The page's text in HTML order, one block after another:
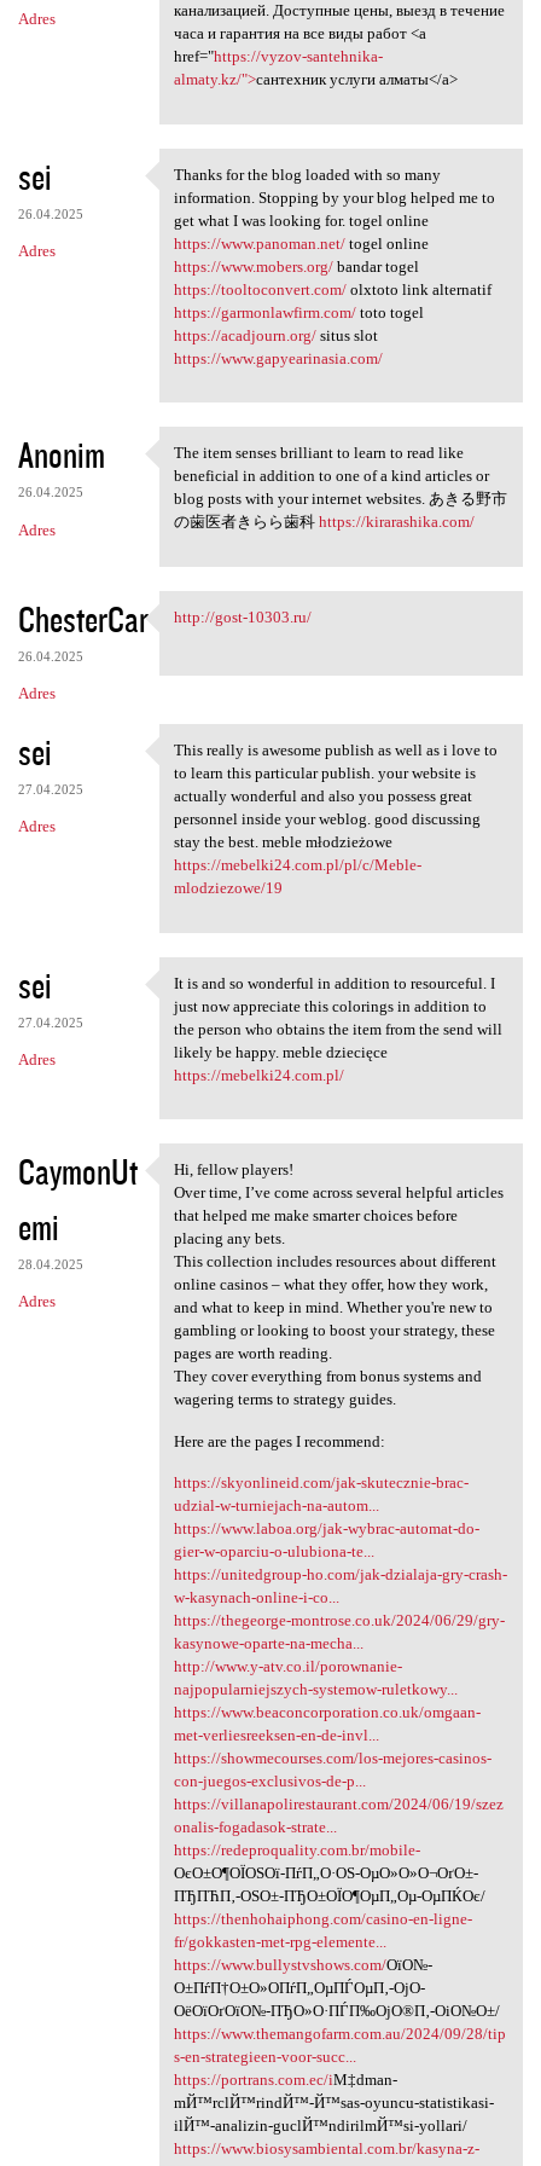
Adres
канализацией. Доступные цены, выезд в течение
часа и гарантия на все виды работ <a
href="https://vyzov-santehnika-
almaty.kz/">сантехник услуги алматы</a>
sei
26.04.2025
Adres
Thanks for the blog loaded
Thanks for the blog loaded with so many
information. Stopping by your blog helped me to
get what I was looking for. togel online
https://www.panoman.net/togel online
https://www.mobers.org/bandar togel
https://tooltoconvert.com/olxtoto link alternatif
https://garmonlawfirm.com/toto togel
https://acadjourn.org/situs slot
https://www.gapyearinasia.com/
Anonim
26.04.2025
Adres
The item senses brilliant to
The item senses brilliant to learn to read like
beneficial in addition to one of a kind articles or
blog posts with your internet websites. あきる野市
の歯医者きらら歯科 https://kirarashika.com/
ChesterCar
26.04.2025
Adres
http://gost-10303.ru/
http://gost-10303.ru/
sei
27.04.2025
Adres
This really is awesome
This really is awesome publish as well as i love to
to learn this particular publish. your website is
actually wonderful and also you possess great
personnel inside your weblog. good discussing
stay the best. meble młodzieżowe
https://mebelki24.com.pl/pl/c/Meble-
mlodziezowe/19
sei
27.04.2025
Adres
It is and so wonderful in
It is and so wonderful in addition to resourceful. I
just now appreciate this colorings in addition to
the person who obtains the item from the send will
likely be happy. meble dziecięce
https://mebelki24.com.pl/
CaymonUt
emi
28.04.2025
Adres
Hi, fellow players!
Hi, fellow players!
Over time, I’ve come across several helpful articles
that helped me make smarter choices before
placing any bets.
This collection includes resources about different
online casinos – what they offer, how they work,
and what to keep in mind. Whether you're new to
gambling or looking to boost your strategy, these
pages are worth reading.
They cover everything from bonus systems and
wagering terms to strategy guides.
Here are the pages I recommend:
https://skyonlineid.com/jak-skutecznie-brac-
udzial-w-turniejach-na-autom...
https://www.laboa.org/jak-wybrac-automat-do-
gier-w-oparciu-o-ulubiona-te...
https://unitedgroup-ho.com/jak-dzialaja-gry-crash-
w-kasynach-online-i-co...
https://thegeorge-montrose.co.uk/2024/06/29/gry-
kasynowe-oparte-na-mecha...
http://www.y-atv.co.il/porownanie-
najpopularniejszych-systemow-ruletkowy...
https://www.beaconcorporation.co.uk/omgaan-
met-verliesreeksen-en-de-invl...
https://showmecourses.com/los-mejores-casinos-
con-juegos-exclusivos-de-p...
https://villanapolirestaurant.com/2024/06/19/szez
onalis-fogadasok-strate...
https://redeproquality.com.br/mobile-
ОєО±О¶ОЇОЅОї-ПѓП„О·ОЅ-ОµО»О»О¬ОґО±-
ПЂПЋП‚-ОЅО±-ПЂО±ОЇО¶ОµП„Оµ-ОµПЌОє/
https://thenhohaiphong.com/casino-en-ligne-
fr/gokkasten-met-rpg-elemente...
https://www.bullystvshows.com/ОїО№-
О±ПѓП†О±О»О­ПѓП„ОµПЃОµП‚-ОјО­
ОёОїОґОїО№-ПЂО»О·ПЃП‰ОјО®П‚-ОіО№О±/
https://www.themangofarm.com.au/2024/09/28/tip
s-en-strategieen-voor-succ...
https://portrans.com.ec/iМ‡dman-
mЙ™rclЙ™rindЙ™-Й™sas-oyuncu-statistikasi-
ilЙ™-analizin-guclЙ™ndirilmЙ™si-yollari/
https://www.biosysambiental.com.br/kasyna-z-